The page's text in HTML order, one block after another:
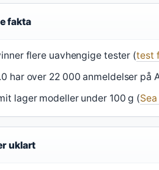
fakta
flere uavhengige tester (test
har over 22 000 anmeldelser på
lager modeller under 100 g (
uklart